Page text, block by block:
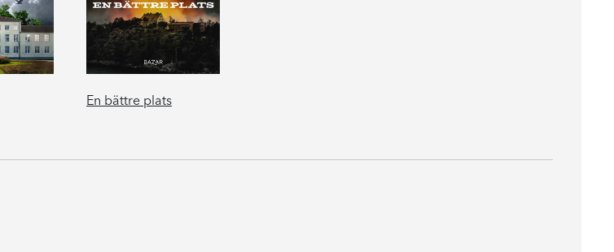
En bättre plats